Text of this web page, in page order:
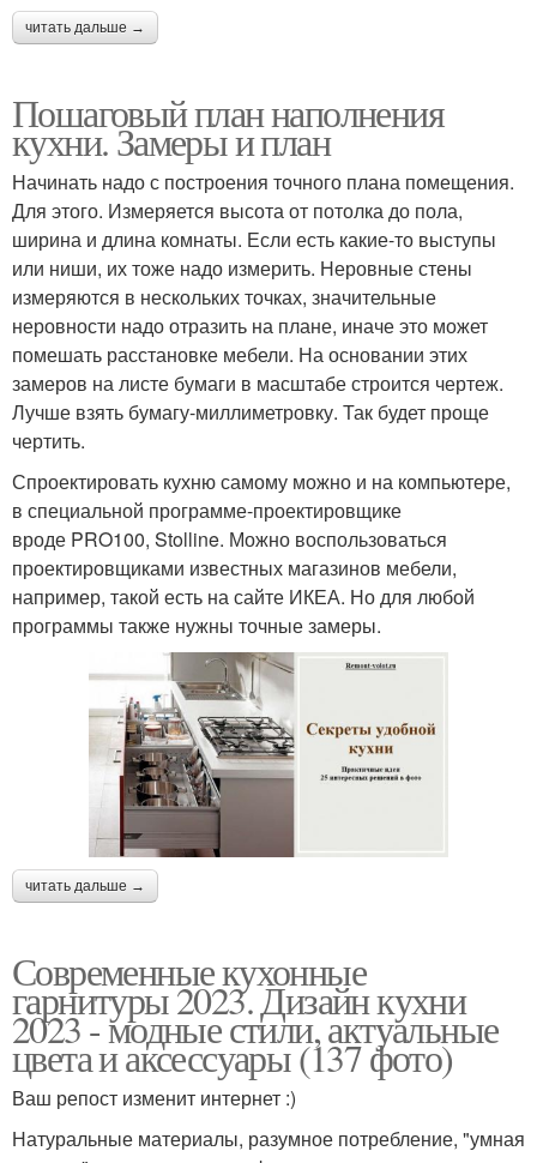
читать дальше →
Пошаговый план наполнения
кухни. Замеры и план
Начинать надо с построения точного плана помещения.
Для этого. Измеряется высота от потолка до пола,
ширина и длина комнаты. Если есть какие-то выступы
или ниши, их тоже надо измерить. Неровные стены
измеряются в нескольких точках, значительные
неровности надо отразить на плане, иначе это может
помешать расстановке мебели. На основании этих
замеров на листе бумаги в масштабе строится чертеж.
Лучше взять бумагу-миллиметровку. Так будет проще
чертить.
Спроектировать кухню самому можно и на компьютере,
в специальной программе-проектировщике
вроде PRO100, Stolline. Можно воспользоваться
проектировщиками известных магазинов мебели,
например, такой есть на сайте ИКЕА. Но для любой
программы также нужны точные замеры.
читать дальше →
Современные кухонные
гарнитуры 2023. Дизайн кухни
2023 - модные стили, актуальные
цвета и аксессуары (137 фото)
Ваш репост изменит интернет :)
Натуральные материалы, разумное потребление, "умная